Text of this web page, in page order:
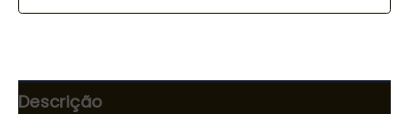
Descrição